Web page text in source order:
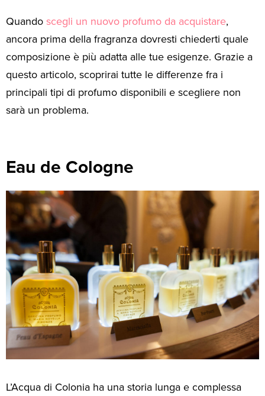
Quandoscegli un nuovo profumo da acquistare,
ancora prima della fragranza dovresti chiederti quale
composizione è più adatta alle tue esigenze. Grazie a
questo articolo, scoprirai tutte le differenze fra i
principali tipi di profumo disponibili e scegliere non
sarà un problema.
Eau de Cologne
L’Acqua di Colonia ha una storia lunga e complessa